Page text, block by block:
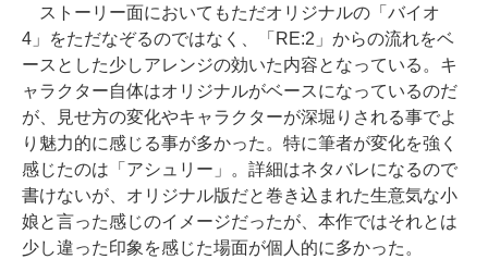
ストーリー面においてもただオリジナルの「バイオ
4」をただなぞるのではなく、「RE:2」からの流れをベ
ースとした少しアレンジの効いた内容となっている。キ
ャラクター自体はオリジナルがベースになっているのだ
が、見せ方の変化やキャラクターが深堀りされる事でよ
り魅力的に感じる事が多かった。特に筆者が変化を強く
感じたのは「アシュリー」。詳細はネタバレになるので
書けないが、オリジナル版だと巻き込まれた生意気な小
娘と言った感じのイメージだったが、本作ではそれとは
少し違った印象を感じた場面が個人的に多かった。